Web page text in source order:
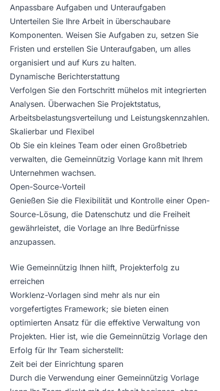
Anpassbare Aufgaben und Unteraufgaben
Unterteilen Sie Ihre Arbeit in überschaubare
Komponenten. Weisen Sie Aufgaben zu, setzen Sie
Fristen und erstellen Sie Unteraufgaben, um alles
organisiert und auf Kurs zu halten.
Dynamische Berichterstattung
Verfolgen Sie den Fortschritt mühelos mit integrierten
Analysen. Überwachen Sie Projektstatus,
Arbeitsbelastungsverteilung und Leistungskennzahlen.
Skalierbar und Flexibel
Ob Sie ein kleines Team oder einen Großbetrieb
verwalten, die Gemeinnützig Vorlage kann mit Ihrem
Unternehmen wachsen.
Open-Source-Vorteil
Genießen Sie die Flexibilität und Kontrolle einer Open-
Source-Lösung, die Datenschutz und die Freiheit
gewährleistet, die Vorlage an Ihre Bedürfnisse
anzupassen.
Wie Gemeinnützig Ihnen hilft, Projekterfolg zu
erreichen
Worklenz-Vorlagen sind mehr als nur ein
vorgefertigtes Framework; sie bieten einen
optimierten Ansatz für die effektive Verwaltung von
Projekten. Hier ist, wie die Gemeinnützig Vorlage den
Erfolg für Ihr Team sicherstellt:
Zeit bei der Einrichtung sparen
Durch die Verwendung einer Gemeinnützig Vorlage